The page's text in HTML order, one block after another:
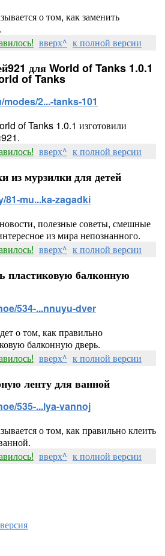
о том, как заменить
вверх^ к полной версии
для World of Tanks 1.0.1
of Tanks
2...-tanks-101
of Tanks 1.0.1 изготовили
вверх^ к полной версии
из мурзилки для детей
mu...ka-zagadki
полезные советы, смешные
из мира непознанного.
вверх^ к полной версии
пластиковую балконную
534-...nnuyu-dver
о том, как правильно
балконную дверь.
вверх^ к полной версии
ленту для ванной
535-...lya-vannoj
о том, как правильно клеить
вверх^ к полной версии